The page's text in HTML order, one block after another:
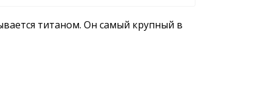
титаном. Он самый крупный в